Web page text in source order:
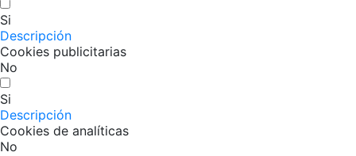
Si
Descripción
Cookies publicitarias
No
Si
Descripción
Cookies de analíticas
No